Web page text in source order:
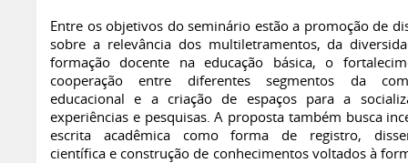
Entre os objetivos do seminário estão a promoção de
sobre a relevância dos multiletramentos, da
formação docente na educação básica, o
cooperação entre diferentes segmentos da
educacional e a criação de espaços para a
experiências e pesquisas. A proposta também busca
escrita acadêmica como forma de registro,
científica e construção de conhecimentos voltados à